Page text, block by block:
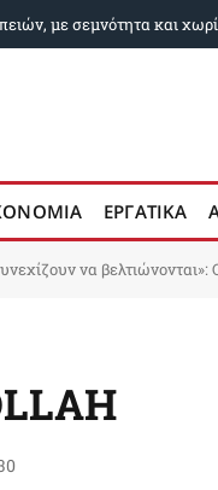
με σεμνότητα και
ΕΡΓΑΤΙΚΑ
να